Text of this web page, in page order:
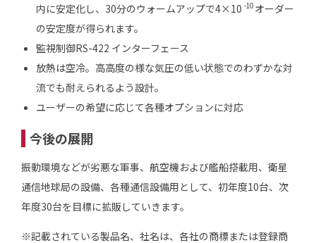
内に安定化し、30分のウォームアップで4×10 -10 オーダー
の安定度が得られます。
監視制御RS-422 インターフェース
放熱は空冷。高高度の様な気圧の低い状態でのわずかな対
流でも耐えられるよう設計。
ユーザーの希望に応じて各種オプションに対応
今後の展開
振動環境などが劣悪な軍事、航空機および艦船搭載用、衛星
通信地球局の設備、各種通信設備用として、初年度10台、次
年度30台を目標に拡販していきます。
※記載されている製品名、社名は、各社の商標または登録商